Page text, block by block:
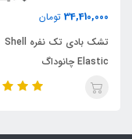
34,410,000 تومان
تشک بادی تک نفره Shell
Elastic چانوداگ